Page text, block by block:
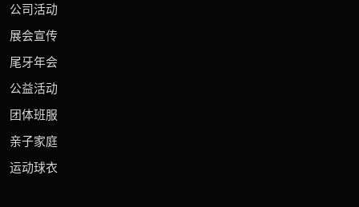
公司活动
展会宣传
尾牙年会
公益活动
团体班服
亲子家庭
运动球衣